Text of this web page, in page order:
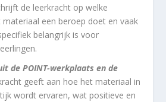
de leerkracht op welke
materiaal een beroep doet en vaak
belangrijk is voor
de POINT-werkplaats en de
geeft aan hoe het materiaal in
wordt ervaren, wat positieve en